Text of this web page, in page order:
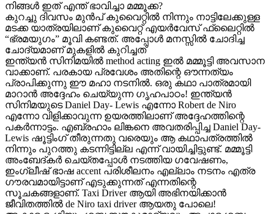
നിങ്ങൾ ഇത് എന്ത് ഭാവിച്ചാ മമ്മൂക്ക?
കുറച്ചു ദിവസം മുൻപ് കുവൈറ്റിൽ നിന്നും നാട്ടിലേക്കുള്ള
മടക്ക യാത്രയിലാണ് കുവൈറ്റ്‌ എയർവേസ് ഫ്ലൈറ്റിൽ
“ഭ്രമയുഗം” മൂവി കണ്ടത്. അപ്പോൾ മനസ്സിൽ ചോദിച്ച
ചോദ്യമാണ് മുകളിൽ കുറിച്ചത്
ഇന്ത്യൻ സിനിമയിൽ method acting ഇൽ മമ്മൂട്ടി അവസാന
വാക്കാണ്. പരകായ പ്രവേശം അതിന്റെ ഔന്നത്യം
പ്രാപിക്കുന്നു ഈ മഹാ നടനിൽ. ഒരു കഥാ പാത്രമായി
മാറാൻ അദ്ദേഹം ചെയ്യുന്ന ഗൃഹപാഠം! ഇന്ത്യൻ
സിനിമയുടെ Daniel Day- Lewis എന്നോ Robert de Niro
എന്നോ വിളിക്കാവുന്ന ഉയരത്തിലാണ് അദ്ദേഹത്തിന്റെ
പകർന്നാട്ടം. എബ്രഹാം ലിങ്കനെ അവതരിപ്പിച്ച Daniel Day-
Lewis ഷൂട്ടിംഗ് തീരുന്നതു വരെയും ആ കഥാപത്രത്തിൽ
നിന്നും പുറത്തു കടന്നിട്ടില്ല എന്ന് വായിച്ചിട്ടുണ്ട്. മമ്മൂട്ടി
അംബേദ്കർ ചെയ്തപ്പോൾ നടത്തിയ ഗവേഷണം,
ഇംഗ്ലീഷ് ഭാഷ accent പരിശീലനം എല്ലാം നടനം എത്ര
ഗൗരവമായിട്ടാണ് എടുക്കുന്നത് എന്നതിന്റെ
സൂചകങ്ങളാണ്. Taxi Driver ആയി അഭിനയിക്കാൻ
ജീവിതത്തിൽ de Niro taxi driver ആയതു പോലെ!